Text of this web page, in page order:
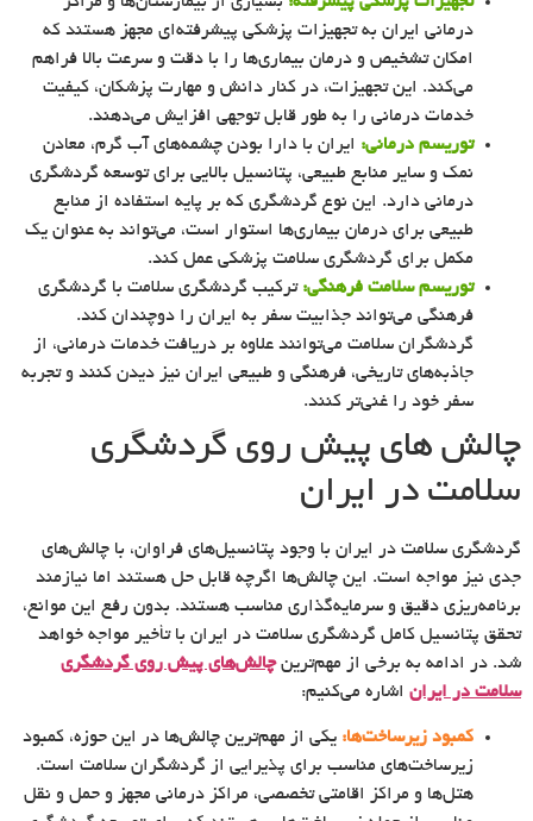
درمانی ایران به تجهیزات پزشکی پیشرفته‌ای مجهز هستند که
امکان تشخیص و درمان بیماری‌ها را با دقت و سرعت بالا فراهم
می‌کند. این تجهیزات، در کنار دانش و مهارت پزشکان، کیفیت
خدمات درمانی را به طور قابل توجهی افزایش می‌دهند.
توریسم درمانی: ایران با دارا بودن چشمه‌های آب گرم، معادن
نمک و سایر منابع طبیعی، پتانسیل بالایی برای توسعه گردشگری
درمانی دارد. این نوع گردشگری که بر پایه استفاده از منابع
طبیعی برای درمان بیماری‌ها استوار است، می‌تواند به عنوان یک
مکمل برای گردشگری سلامت پزشکی عمل کند.
توریسم سلامت فرهنگی: ترکیب گردشگری سلامت با گردشگری
فرهنگی می‌تواند جذابیت سفر به ایران را دوچندان کند.
گردشگران سلامت می‌توانند علاوه بر دریافت خدمات درمانی، از
جاذبه‌های تاریخی، فرهنگی و طبیعی ایران نیز دیدن کنند و تجربه
سفر خود را غنی‌تر کنند.
چالش های پیش روی گردشگری
سلامت در ایران
گردشگری سلامت در ایران با وجود پتانسیل‌های فراوان، با چالش‌های
جدی نیز مواجه است. این چالش‌ها اگرچه قابل حل هستند اما نیازمند
برنامه‌ریزی دقیق و سرمایه‌گذاری مناسب هستند. بدون رفع این موانع،
تحقق پتانسیل کامل گردشگری سلامت در ایران با تأخیر مواجه خواهد
شد. در ادامه به برخی از مهم‌ترینچالش‌های پیش روی گردشگری
سلامت در ایران اشاره می‌کنیم:
کمبود زیرساخت‌ها: یکی از مهم‌ترین چالش‌ها در این حوزه، کمبود
زیرساخت‌های مناسب برای پذیرایی از گردشگران سلامت است.
هتل‌ها و مراکز اقامتی تخصصی، مراکز درمانی مجهز و حمل و نقل